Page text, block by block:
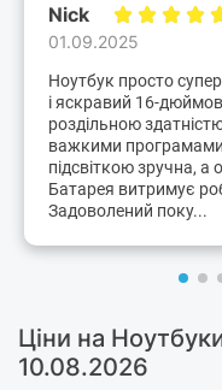
Nick
01.09.2025
Ноутбук просто
і яскравий 16-
роздільною
важкими програмами
підсвіткою зручна,
Батарея витримує
Задоволений поку...
Ціни на
10.08.2026